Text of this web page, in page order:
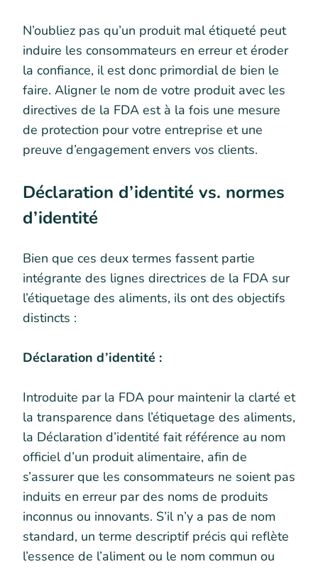
N’oubliez pas qu’un produit mal étiqueté peut
induire les consommateurs en erreur et éroder
la confiance, il est donc primordial de bien le
faire. Aligner le nom de votre produit avec les
directives de la FDA est à la fois une mesure
de protection pour votre entreprise et une
preuve d’engagement envers vos clients.
Déclaration d’identité vs. normes
d’identité
Bien que ces deux termes fassent partie
intégrante des lignes directrices de la FDA sur
l’étiquetage des aliments, ils ont des objectifs
distincts :
Déclaration d’identité :
Introduite par la FDA pour maintenir la clarté et
la transparence dans l’étiquetage des aliments,
la Déclaration d’identité fait référence au nom
officiel d’un produit alimentaire, afin de
s’assurer que les consommateurs ne soient pas
induits en erreur par des noms de produits
inconnus ou innovants. S’il n’y a pas de nom
standard, un terme descriptif précis qui reflète
l’essence de l’aliment ou le nom commun ou